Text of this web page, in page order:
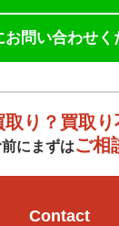
お問い合わせく
取り？買取り
にまずはご相
Contact